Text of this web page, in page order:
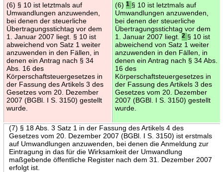
(6) § 10 ist letztmals auf
Umwandlungen anzuwenden,
bei denen der steuerliche
Übertragungsstichtag vor dem
1. Januar 2007 liegt. § 10 ist
abweichend von Satz 1 weiter
anzuwenden in den Fällen, in
denen ein Antrag nach § 34
Abs. 16 des
Körperschaftsteuergesetzes in
der Fassung des Artikels 3 des
Gesetzes vom 20. Dezember
2007 (BGBl. I S. 3150) gestellt
wurde.
(6) 1 § 10 ist letztmals auf
Umwandlungen anzuwenden,
bei denen der steuerliche
Übertragungsstichtag vor dem
1. Januar 2007 liegt.
2 § 10 ist
abweichend von Satz 1 weiter
anzuwenden in den Fällen, in
denen ein Antrag nach § 34 Abs.
16 des
Körperschaftsteuergesetzes in
der Fassung des Artikels 3 des
Gesetzes vom 20. Dezember
2007 (BGBl. I S. 3150) gestellt
wurde.
(7) § 18 Abs. 3 Satz 1 in der Fassung des Artikels 4 des
Gesetzes vom 20. Dezember 2007 (BGBl. I S. 3150) ist erstmals
auf Umwandlungen anzuwenden, bei denen die Anmeldung zur
Eintragung in das für die Wirksamkeit der Umwandlung
maßgebende öffentliche Register nach dem 31. Dezember 2007
erfolgt ist.